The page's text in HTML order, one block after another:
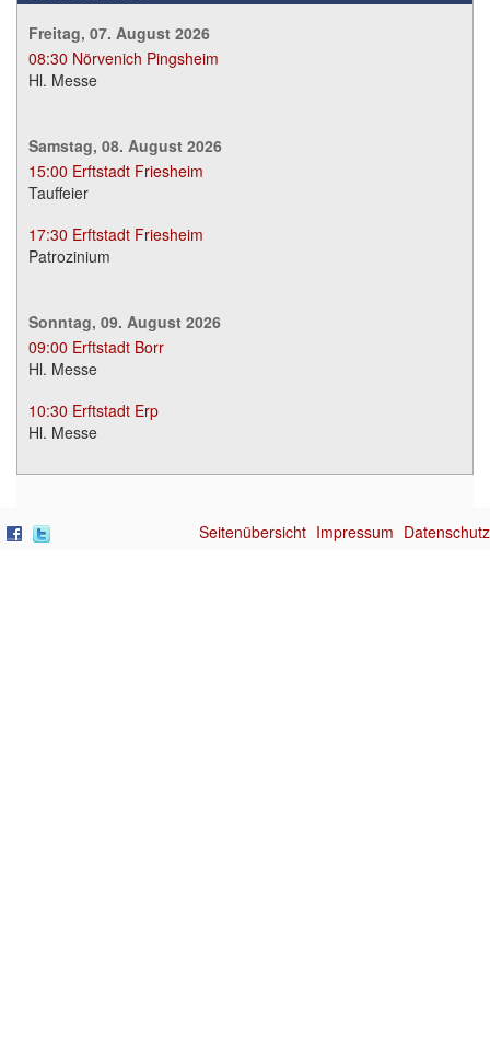
Freitag, 07. August 2026
08:30 Nörvenich Pingsheim
Hl. Messe
Samstag, 08. August 2026
15:00 Erftstadt Friesheim
Tauffeier
17:30 Erftstadt Friesheim
Patrozinium
Sonntag, 09. August 2026
09:00 Erftstadt Borr
Hl. Messe
10:30 Erftstadt Erp
Hl. Messe
Seitenübersicht Impressum Datenschutz